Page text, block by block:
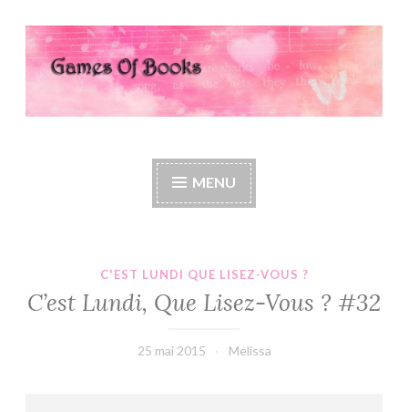
Accéder
au
contenu
Games Of Books
MENU
C'EST LUNDI QUE LISEZ-VOUS ?
C’est Lundi, Que Lisez-Vous ? #32
25 mai 2015 Melissa